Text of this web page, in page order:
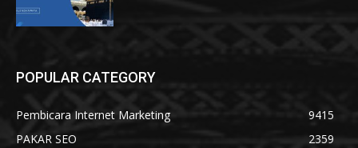
POPULAR CATEGORY
Pembicara Internet Marketing
9415
PAKAR SEO
2359